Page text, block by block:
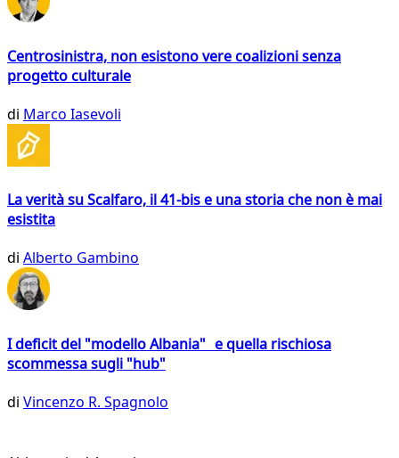
Centrosinistra, non esistono vere coalizioni senza
progetto culturale
di Marco Iasevoli
La verità su Scalfaro, il 41-bis e una storia che non è mai
esistita
di Alberto Gambino
I deficit del "modello Albania" e quella rischiosa
scommessa sugli "hub"
di Vincenzo R. Spagnolo